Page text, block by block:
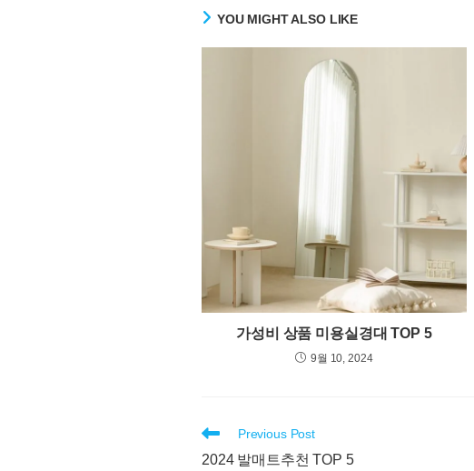
YOU MIGHT ALSO LIKE
가성비 상품 미용실경대 TOP 5
9월 10, 2024
Read
articles
Previous Post
2024 발매트추천 TOP 5